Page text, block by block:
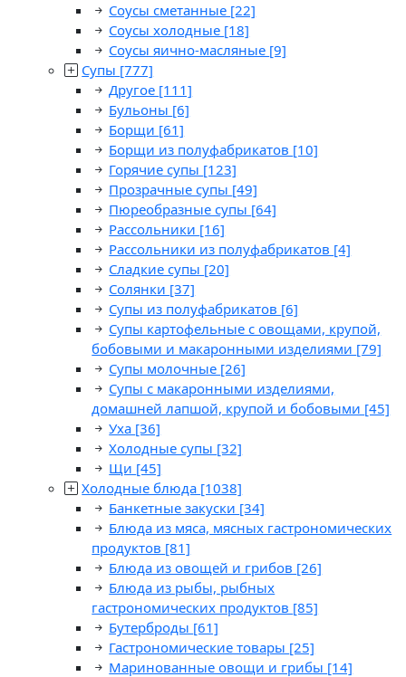
Соусы сметанные [22]
Соусы холодные [18]
Соусы яично-масляные [9]
Супы [777]
Другое [111]
Бульоны [6]
Борщи [61]
Борщи из полуфабрикатов [10]
Горячие супы [123]
Прозрачные супы [49]
Пюреобразные супы [64]
Рассольники [16]
Рассольники из полуфабрикатов [4]
Сладкие супы [20]
Солянки [37]
Супы из полуфабрикатов [6]
Супы картофельные с овощами, крупой,
бобовыми и макаронными изделиями [79]
Супы молочные [26]
Супы с макаронными изделиями,
домашней лапшой, крупой и бобовыми [45]
Уха [36]
Холодные супы [32]
Щи [45]
Холодные блюда [1038]
Банкетные закуски [34]
Блюда из мяса, мясных гастрономических
продуктов [81]
Блюда из овощей и грибов [26]
Блюда из рыбы, рыбных
гастрономических продуктов [85]
Бутерброды [61]
Гастрономические товары [25]
Маринованные овощи и грибы [14]